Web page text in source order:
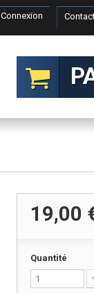
Connexion
19,00
Quantité